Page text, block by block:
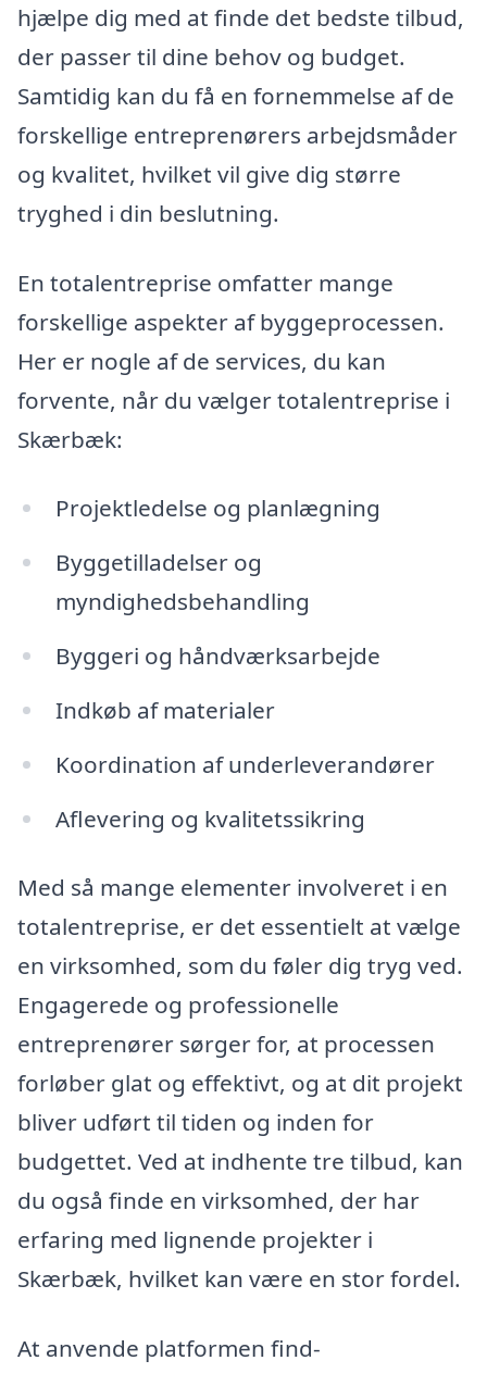
hjælpe dig med at finde det bedste tilbud,
der passer til dine behov og budget.
Samtidig kan du få en fornemmelse af de
forskellige entreprenørers arbejdsmåder
og kvalitet, hvilket vil give dig større
tryghed i din beslutning.
En totalentreprise omfatter mange
forskellige aspekter af byggeprocessen.
Her er nogle af de services, du kan
forvente, når du vælger totalentreprise i
Skærbæk:
Projektledelse og planlægning
Byggetilladelser og
myndighedsbehandling
Byggeri og håndværksarbejde
Indkøb af materialer
Koordination af underleverandører
Aflevering og kvalitetssikring
Med så mange elementer involveret i en
totalentreprise, er det essentielt at vælge
en virksomhed, som du føler dig tryg ved.
Engagerede og professionelle
entreprenører sørger for, at processen
forløber glat og effektivt, og at dit projekt
bliver udført til tiden og inden for
budgettet. Ved at indhente tre tilbud, kan
du også finde en virksomhed, der har
erfaring med lignende projekter i
Skærbæk, hvilket kan være en stor fordel.
At anvende platformen find-